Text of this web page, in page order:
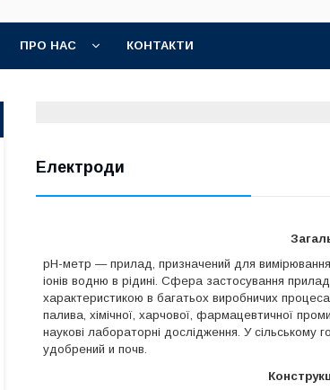
ПРО НАС КОНТАКТИ
Електроди
pH-метр — прилад, призначений для вимірювання
іонів водню в рідині. Сфера застосування
характеристикою в багатьох виробничих
палива, хімічної, харчової, фармацевтичної
наукові лабораторні дослідження. У сільському
удобрений и почв.